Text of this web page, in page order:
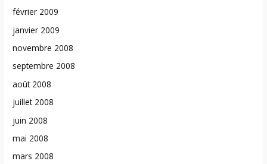
février 2009
janvier 2009
novembre 2008
septembre 2008
août 2008
juillet 2008
juin 2008
mai 2008
mars 2008